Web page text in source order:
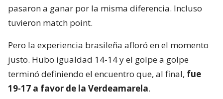
pasaron a ganar por la misma diferencia. Incluso
tuvieron match point.
Pero la experiencia brasileña afloró en el momento
justo. Hubo igualdad 14-14 y el golpe a golpe
terminó definiendo el encuentro que, al final, fue
19-17 a favor de la Verdeamarela.